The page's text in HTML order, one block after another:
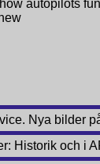
autopilots
Nya bilder
Historik och i